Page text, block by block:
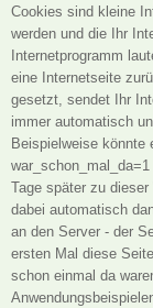
Cookies sind kleine
werden und die Ihr
Internetprogramm
eine Internetseite
gesetzt, sendet Ihr
immer automatisch
Beispielweise könnte
Tage später zu
dabei automatisch
an den Server - der
ersten Mal diese
schon einmal da